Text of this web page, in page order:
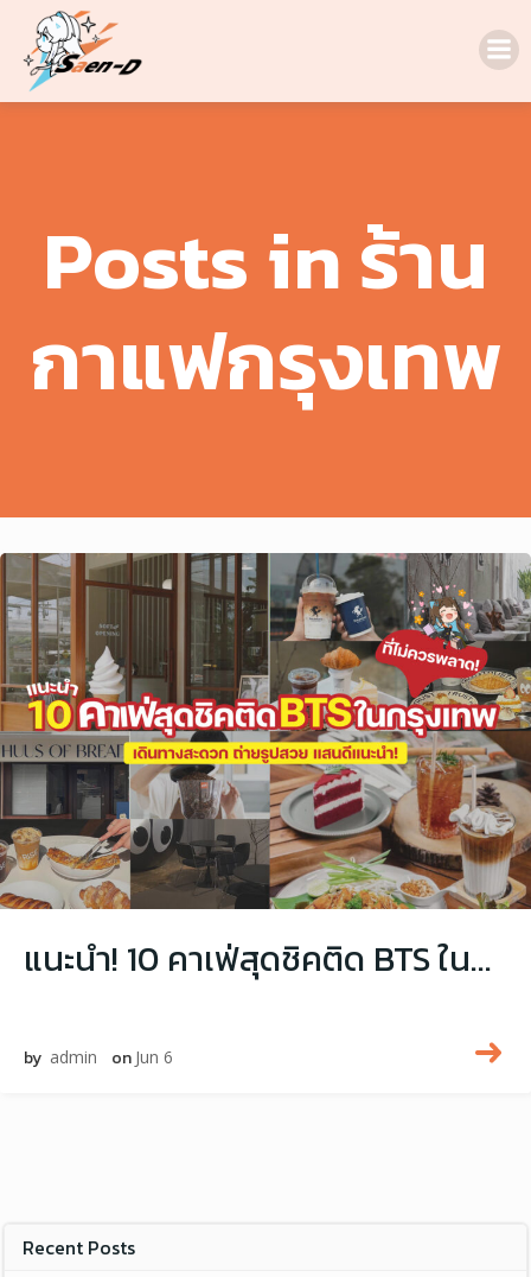
Posts in ร้าน
กาแฟกรุงเทพ
แนะนำ! 10 คาเฟ่สุดชิคติด BTS ในกรุงเทพที่ไม่ควรพลาด!
by admin on Jun 6
Recent Posts